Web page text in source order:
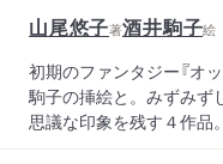
山尾悠子著酒井駒子絵
初期のファンタジー『オ
駒子の挿絵と。みずみず
思議な印象を残す４作品。